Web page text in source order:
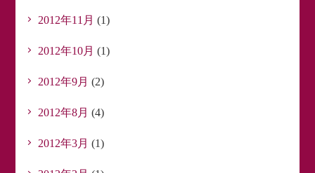
2012年11月 (1)
2012年10月 (1)
2012年9月 (2)
2012年8月 (4)
2012年3月 (1)